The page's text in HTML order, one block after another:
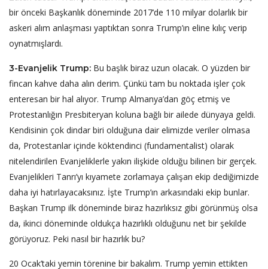
bir önceki Başkanlık döneminde 2017’de 110 milyar dolarlık bir
askeri alım anlaşması yaptıktan sonra Trump’ın eline kılıç verip
oynatmışlardı.
3-Evanjelik Trump: Bu başlık biraz uzun olacak. O yüzden bir
fincan kahve daha alın derim. Çünkü tam bu noktada işler çok
enteresan bir hal alıyor. Trump Almanya’dan göç etmiş ve
Protestanlığın Presbiteryan koluna bağlı bir ailede dünyaya geldi.
Kendisinin çok dindar biri olduğuna dair elimizde veriler olmasa
da, Protestanlar içinde köktendinci (fundamentalist) olarak
nitelendirilen Evanjeliklerle yakın ilişkide olduğu bilinen bir gerçek.
Evanjelikleri Tanrı’yı kıyamete zorlamaya çalışan ekip dediğimizde
daha iyi hatırlayacaksınız. İşte Trump’ın arkasındaki ekip bunlar.
Başkan Trump ilk döneminde biraz hazırlıksız gibi görünmüş olsa
da, ikinci döneminde oldukça hazırlıklı olduğunu net bir şekilde
görüyoruz. Peki nasıl bir hazırlık bu?
20 Ocak’taki yemin törenine bir bakalım. Trump yemin ettikten